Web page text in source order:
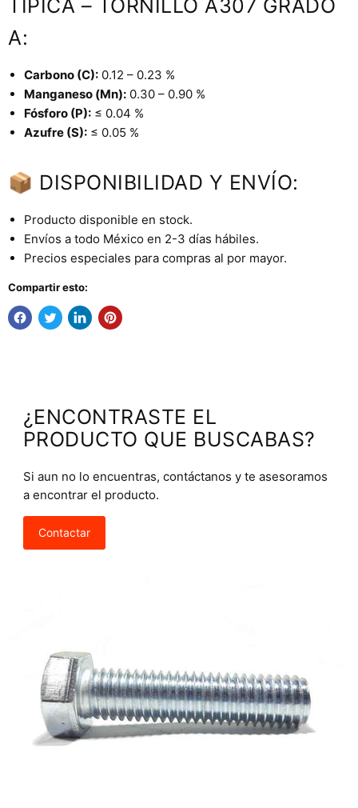
TÍPICA – TORNILLO A307 GRADO
A:
Carbono (C): 0.12 – 0.23 %
Manganeso (Mn): 0.30 – 0.90 %
Fósforo (P): ≤ 0.04 %
Azufre (S): ≤ 0.05 %
📦 DISPONIBILIDAD Y ENVÍO:
Producto disponible en stock.
Envíos a todo México en 2-3 días hábiles.
Precios especiales para compras al por mayor.
Compartir esto:
¿ENCONTRASTE EL
PRODUCTO QUE BUSCABAS?
Si aun no lo encuentras, contáctanos y te asesoramos
a encontrar el producto.
Contactar